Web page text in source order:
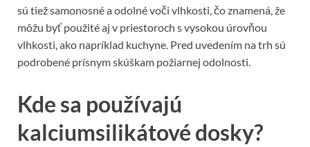
sú tiež samonosné a odolné voči vlhkosti, čo znamená, že
môžu byť použité aj v priestoroch s vysokou úrovňou
vlhkosti, ako napríklad kuchyne. Pred uvedením na trh sú
podrobené prísnym skúškam požiarnej odolnosti.
Kde sa používajú
kalciumsilikátové dosky?